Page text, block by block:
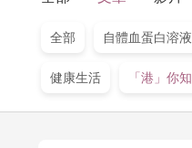
全部 自體血蛋白溶
健康生活 「港」你知